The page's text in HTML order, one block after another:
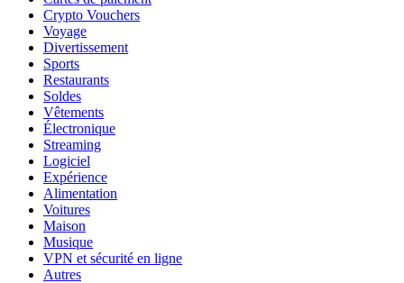
Crypto Vouchers
Voyage
Divertissement
Sports
Restaurants
Soldes
Vêtements
Électronique
Streaming
Logiciel
Expérience
Alimentation
Voitures
Maison
Musique
VPN et sécurité en ligne
Autres